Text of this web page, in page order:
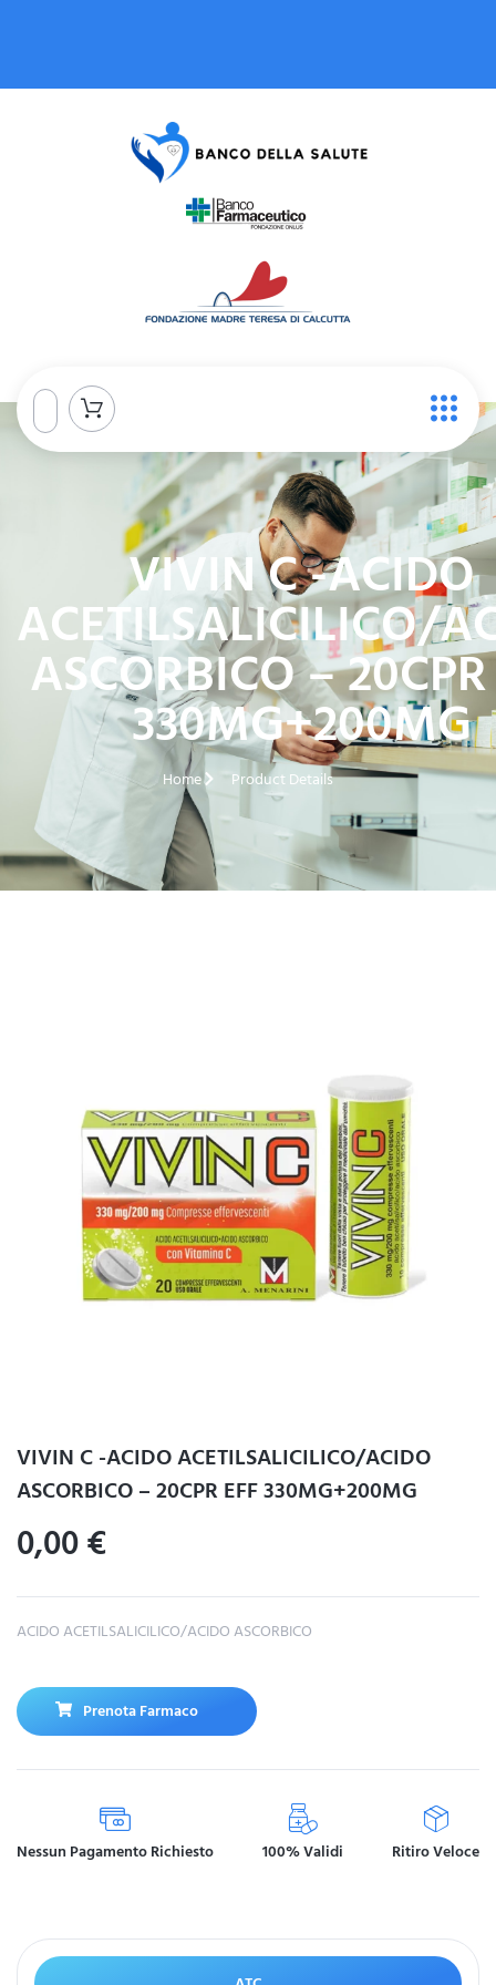
VIVIN C -ACIDO
ACETILSALICILICO/
ASCORBICO –
330MG+200MG
Home Product Details
VIVIN C -ACIDO ACETILSALICILICO/ACIDO
ASCORBICO – 20CPR EFF 330MG+200MG
0,00€
ACIDO ACETILSALICILICO/ACIDO ASCORBICO
Prenota Farmaco
Nessun Pagamento Richiesto 100% Validi Ritiro Veloce